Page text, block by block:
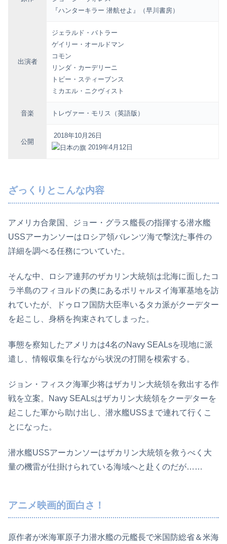
『ハンターキラー 潜航せよ』（早川書房）
出演者
ジェラルド・バトラー
ゲイリー・オールドマン
コモン
リンダ・カーデリーニ
トビー・スティーブンス
ミカエル・ニクヴィスト
音楽 トレヴァー・モリス （英語版）
公開
2018年10月26日
2019年4月12日
ざっくりとこんな内容
アメリカ合衆国、ジョー・グラス艦長の指揮する潜水艦
USSアーカンソーはロシア領バレンツ海で撃沈た事件の
詳細を調べる任務についていた。
そんな中、ロシア連邦のザカリン大統領は北海に面したコ
ラ半島のフィヨルドの奥にあるポリャルヌイ海軍基地を訪
れていたが、ドゥロフ国防大臣率いるタカ派がクーデター
を起こし、身柄を拘束されてしまった。
事態を察知したアメリカは4名のNavy SEALsを現地に派
遣し、情報収集を行ながら状況の打開を模索する。
ジョン・フィスク海軍少将はザカリン大統領を救出する作
戦を立案。Navy SEALsはザカリン大統領をクーデターを
起こした軍から助け出し、潜水艦USSまで連れて行くこ
とになった。
潜水艦USSアーカンソーはザカリン大統領を救うべく大
量の機雷が仕掛けられている海域へと赴くのだが……
アニメ映画的面白さ！
原作者が米海軍原子力潜水艦の元艦長で米国防総省＆米海